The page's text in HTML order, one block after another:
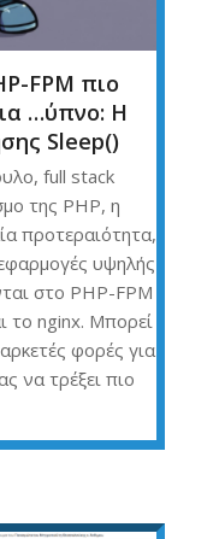
FPM πιο
…ύπνο: Η
Sleep()
full stack
της PHP, η
προτεραιότητα,
υψηλής
στο PHP-FPM
το nginx. Μπορεί
φορές για
να τρέξει πιο